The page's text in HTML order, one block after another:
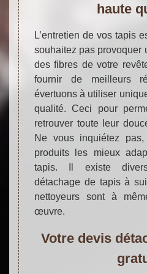
haute
L’entretien de vos tapis
souhaitez pas provoquer
des fibres de votre
fournir de meilleurs
évertuons à utiliser
qualité. Ceci pour
retrouver toute leur
Ne vous inquiétez
produits les mieux
tapis. Il existe
détachage de tapis à
nettoyeurs sont à
œuvre.
Votre devis